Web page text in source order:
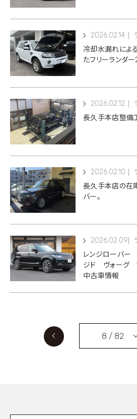
2026.02.14
冷却水漏れによ
たフリーランダー
2026.02.12
長久手本店整備
2026.02.10
長久手本店の在
バー。
2026.02.09
レンジローバ
ジド ヴォーグ
中古車情報